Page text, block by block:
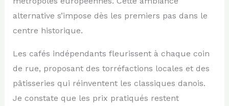
alternative s’impose dès les premiers pas dans le
centre historique.
Les cafés indépendants fleurissent à chaque coin
de rue, proposant des torréfactions locales et des
pâtisseries qui réinventent les classiques danois.
Je constate que les prix pratiqués restent